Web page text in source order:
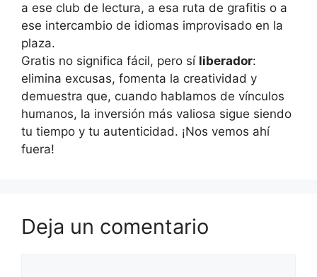
a ese club de lectura, a esa ruta de grafitis o a
ese intercambio de idiomas improvisado en la
plaza.
Gratis no significa fácil, pero sí liberador:
elimina excusas, fomenta la creatividad y
demuestra que, cuando hablamos de vínculos
humanos, la inversión más valiosa sigue siendo
tu tiempo y tu autenticidad. ¡Nos vemos ahí
fuera!
Deja un comentario